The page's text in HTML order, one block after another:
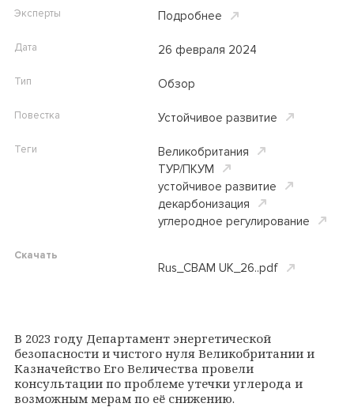
В 2023 году Департамент энергетической
безопасности и чистого нуля Великобритании и
Казначейство Его Величества провели
консультации по проблеме утечки углерода и
возможным мерам по её снижению.
Эксперты Подробнее
Дата 26 февраля 2024
Тип Обзор
Повестка Устойчивое развитие
Теги
Великобритания
ТУР/ПКУМ
устойчивое развитие
декарбонизация
углеродное регулирование
Скачать
Rus_CBAM UK_26..pdf